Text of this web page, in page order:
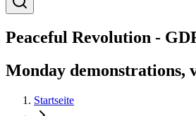
Peaceful Rev­o­lu­tion -
Monday demonstrations,
Startseite